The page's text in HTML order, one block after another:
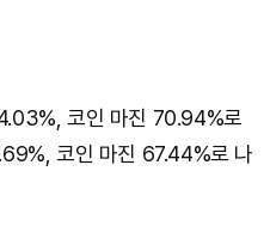
코인 마진 70.94%로
코인 마진 67.44%로 나